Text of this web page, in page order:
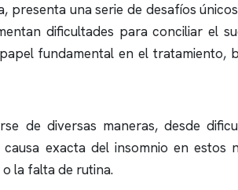
una serie de desafíos
dificultades para conciliar el
fundamental en el tratamiento,
de diversas maneras, desde
exacta del insomnio en estos
la falta de rutina.